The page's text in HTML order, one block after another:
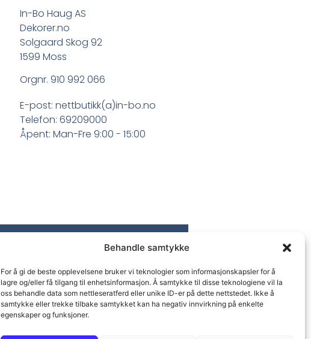
Behandle samtykke
For å gi de beste opplevelsene bruker vi teknologier som informasjonskapsler for å
lagre og/eller få tilgang til enhetsinformasjon. Å samtykke til disse teknologiene vil la
oss behandle data som nettleseratferd eller unike ID-er på dette nettstedet. Ikke å
samtykke eller trekke tilbake samtykket kan ha negativ innvirkning på enkelte
egenskaper og funksjoner.
In-Bo Haug AS
Dekorer.no
Solgaard Skog 92
1599 Moss
Orgnr. 910 992 066
E-post: nettbutikk(a)in-bo.no
Telefon: 69209000
Åpent: Man-Fre 9:00 - 15:00